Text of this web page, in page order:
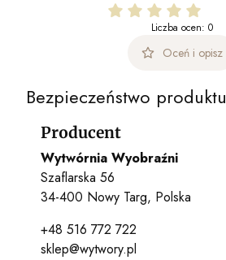
Liczba ocen: 0
Oceń i opisz
Bezpieczeństwo produktu
Producent
Wytwórnia Wyobraźni
Szaflarska 56
34-400 Nowy Targ, Polska
+48 516 772 722
sklep@wytwory.pl